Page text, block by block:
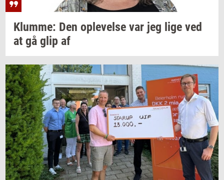
Klum­me: Den op­le­vel­se var jeg lige ved
at gå glip af